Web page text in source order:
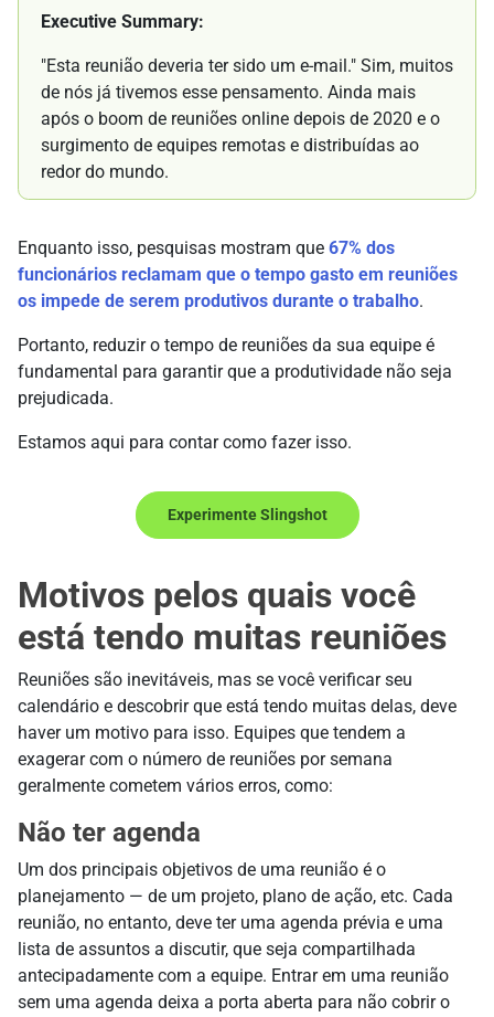
Executive Summary:
"Esta reunião deveria ter sido um e-mail." Sim, muitos
de nós já tivemos esse pensamento. Ainda mais
após o boom de reuniões online depois de 2020 e o
surgimento de equipes remotas e distribuídas ao
redor do mundo.
Enquanto isso, pesquisas mostram que 67% dos
funcionários reclamam que o tempo gasto em reuniões
os impede de serem produtivos durante o trabalho.
Portanto, reduzir o tempo de reuniões da sua equipe é
fundamental para garantir que a produtividade não seja
prejudicada.
Estamos aqui para contar como fazer isso.
Experimente Slingshot
Motivos pelos quais você
está tendo muitas reuniões
Reuniões são inevitáveis, mas se você verificar seu
calendário e descobrir que está tendo muitas delas, deve
haver um motivo para isso. Equipes que tendem a
exagerar com o número de reuniões por semana
geralmente cometem vários erros, como:
Não ter agenda
Um dos principais objetivos de uma reunião é o
planejamento — de um projeto, plano de ação, etc. Cada
reunião, no entanto, deve ter uma agenda prévia e uma
lista de assuntos a discutir, que seja compartilhada
antecipadamente com a equipe. Entrar em uma reunião
sem uma agenda deixa a porta aberta para não cobrir o